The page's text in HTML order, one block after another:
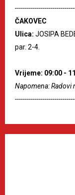
ČAKOVEC
Ulica: JOSIPA
par. 2-4.
Vrijeme: 09:00 -
Napomena: Radovi